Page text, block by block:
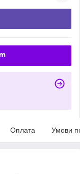
Оплата Умови